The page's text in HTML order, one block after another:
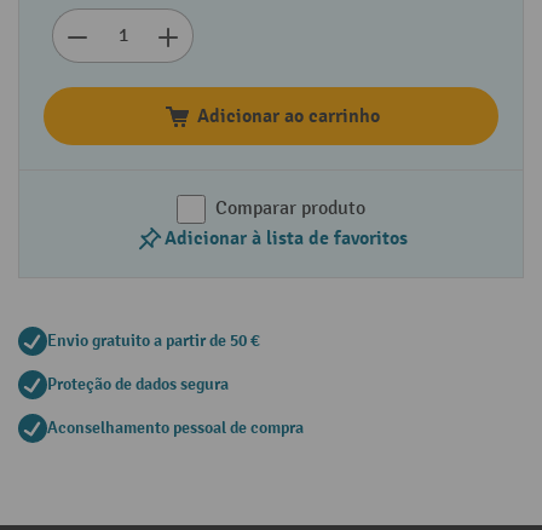
Adicionar ao carrinho
Comparar produto
Adicionar à lista de favoritos
Envio gratuito a partir de 50 €
Proteção de dados segura
Aconselhamento pessoal de compra